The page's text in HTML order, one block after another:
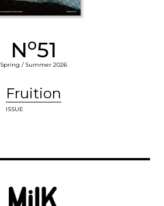
No51
Spring / Summer 2026
Fruition
ISSUE